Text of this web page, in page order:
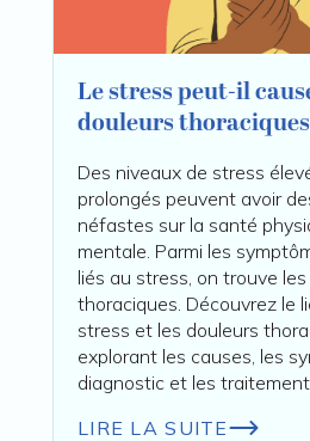
Le stress peut-il
douleurs
Des niveaux de stress
prolongés peuvent avoir
néfastes sur la santé
mentale. Parmi les
liés au stress, on trouve
thoraciques. Découvrez le
stress et les douleurs
explorant les causes, les
diagnostic et les
LIRE LA SUITE